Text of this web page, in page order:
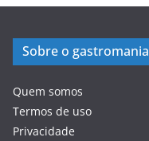
Sobre o gastromania
Quem somos
Termos de uso
Privacidade